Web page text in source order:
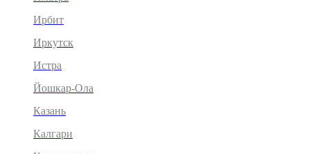
Ирбит
Иркутск
Истра
Йошкар-Ола
Казань
Калгари